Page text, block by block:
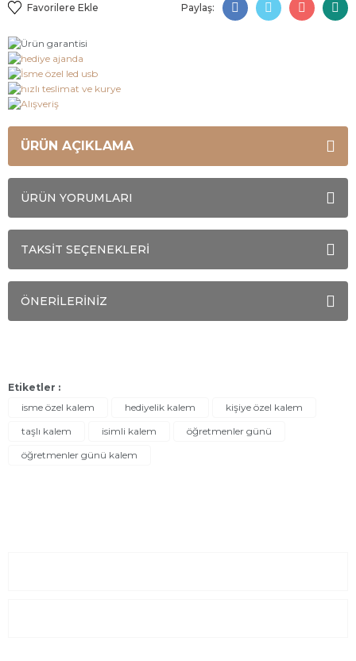
Paylaş:
ÜRÜN AÇIKLAMA
ÜRÜN YORUMLARI
TAKSİT SEÇENEKLERİ
ÖNERİLERİNİZ
Etiketler :
isme özel kalem
hediyelik kalem
kişiye özel kalem
taşlı kalem
isimli kalem
öğretmenler günü
öğretmenler günü kalem